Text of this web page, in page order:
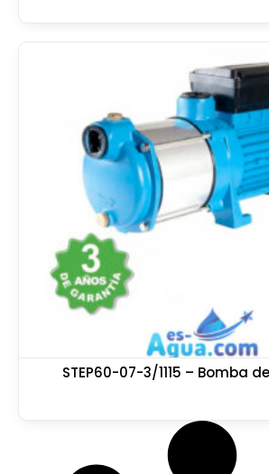
STEP60-07-3/1115 – Bomba